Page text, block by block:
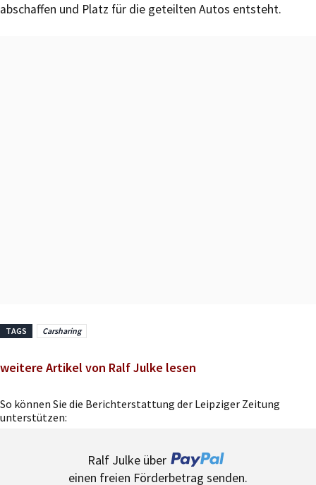
abschaffen und Platz für die geteilten Autos entsteht.
TAGS Carsharing
weitere Artikel von Ralf Julke lesen
So können Sie die Berichterstattung der Leipziger Zeitung
unterstützen:
Ralf Julke über
einen freien Förderbetrag senden.